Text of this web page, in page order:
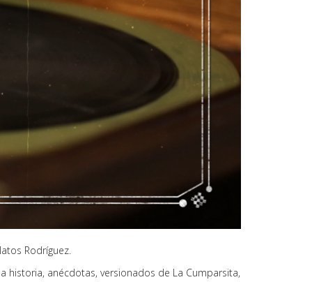
Rodríguez.
historia, anécdotas, versionados de La Cumparsita,